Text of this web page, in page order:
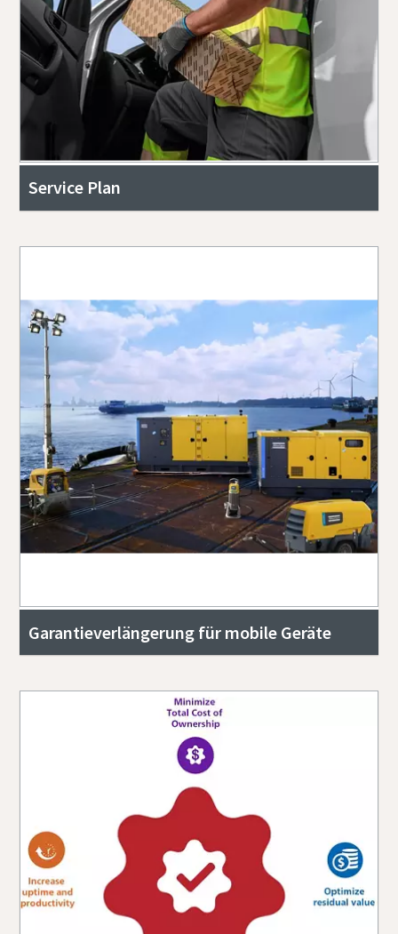
Service Plan
Garantieverlängerung für mobile Geräte